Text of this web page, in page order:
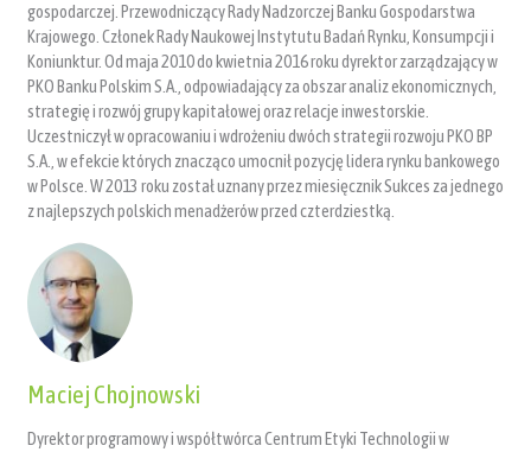
gospodarczej. Przewodniczący Rady Nadzorczej Banku Gospodarstwa
Krajowego. Członek Rady Naukowej Instytutu Badań Rynku, Konsumpcji i
Koniunktur. Od maja 2010 do kwietnia 2016 roku dyrektor zarządzający w
PKO Banku Polskim S.A., odpowiadający za obszar analiz ekonomicznych,
strategię i rozwój grupy kapitałowej oraz relacje inwestorskie.
Uczestniczył w opracowaniu i wdrożeniu dwóch strategii rozwoju PKO BP
S.A., w efekcie których znacząco umocnił pozycję lidera rynku bankowego
w Polsce. W 2013 roku został uznany przez miesięcznik Sukces za jednego
z najlepszych polskich menadżerów przed czterdziestką.
Maciej Chojnowski
Dyrektor programowy i współtwórca Centrum Etyki Technologii w